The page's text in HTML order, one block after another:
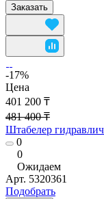
Заказать
-17%
Цена
401 200 ₸
481 400 ₸
Штабелер
0
0
Ожидаем
Арт. 5320361
Подобрать